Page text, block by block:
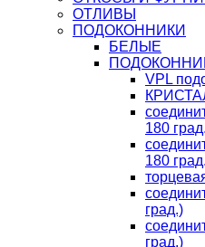
ОТЛИВЫ
ПОДОКОННИКИ
БЕЛЫЕ
VPL
180
180
град.)
град.)